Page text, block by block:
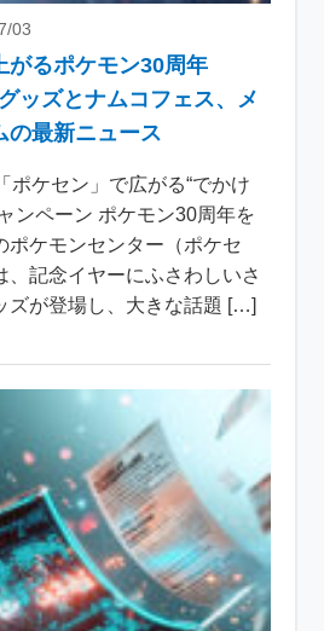
03
がるポケモン30周年
ッズとナムコフェス、メ
の最新ニュース
ポケセン」で広がる“でかけ
ンペーン ポケモン30周年を
ポケモンセンター（ポケセ
、記念イヤーにふさわしいさ
ズが登場し、大きな話題 […]